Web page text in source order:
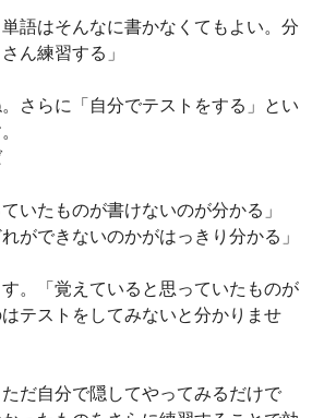
単語はそんなに書かなくてもよい。分
ん練習する」
さらに「自分でテストをする」とい
いたものが書けないのが分かる」
ができないのかがはっきり分かる」
。「覚えていると思っていたものが
テストをしてみないと分かりませ
だ自分で隠してやってみるだけで